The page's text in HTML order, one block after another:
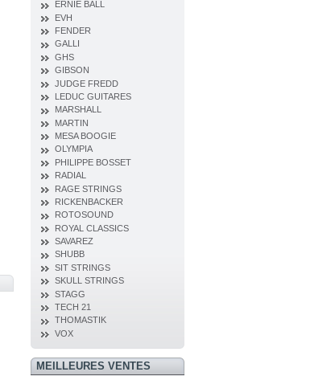
ERNIE BALL
EVH
FENDER
GALLI
GHS
GIBSON
JUDGE FREDD
LEDUC GUITARES
MARSHALL
MARTIN
MESA BOOGIE
OLYMPIA
PHILIPPE BOSSET
RADIAL
RAGE STRINGS
RICKENBACKER
ROTOSOUND
ROYAL CLASSICS
SAVAREZ
SHUBB
SIT STRINGS
SKULL STRINGS
STAGG
TECH 21
THOMASTIK
VOX
MEILLEURES VENTES